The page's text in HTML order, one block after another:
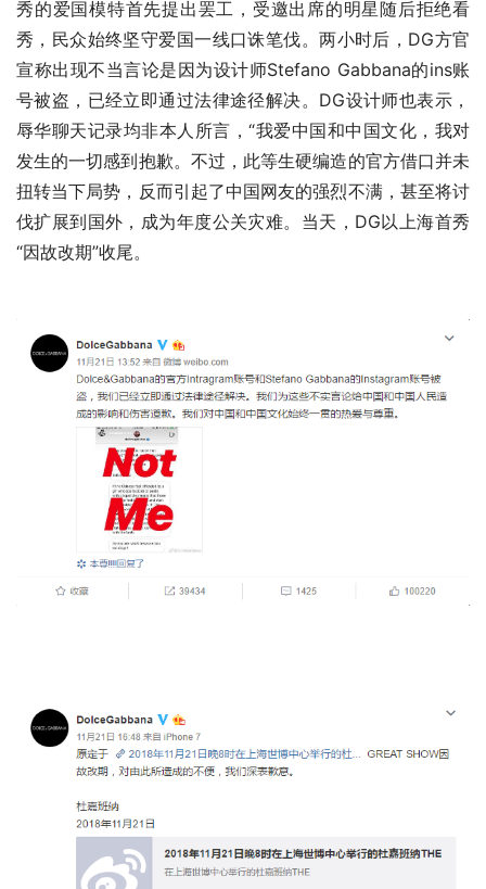
秀的爱国模特首先提出罢工，受邀出席的明星随后拒绝看
秀，民众始终坚守爱国一线口诛笔伐。两小时后，DG方官
宣称出现不当言论是因为设计师Stefano Gabbana的ins账
号被盗，已经立即通过法律途径解决。DG设计师也表示，
辱华聊天记录均非本人所言，“我爱中国和中国文化，我对
发生的一切感到抱歉。不过，此等生硬编造的官方借口并未
扭转当下局势，反而引起了中国网友的强烈不满，甚至将讨
伐扩展到国外，成为年度公关灾难。当天，DG以上海首秀
“因故改期”收尾。